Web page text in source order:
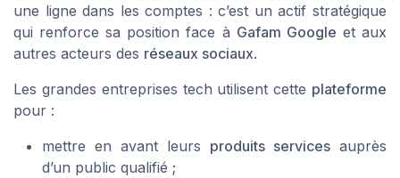
une ligne dans les comptes : c’est un actif stratégique
qui renforce sa position face à Gafam Google et aux
autres acteurs des réseaux sociaux.
Les grandes entreprises tech utilisent cette plateforme
pour :
mettre en avant leurs produits services auprès
d’un public qualifié ;